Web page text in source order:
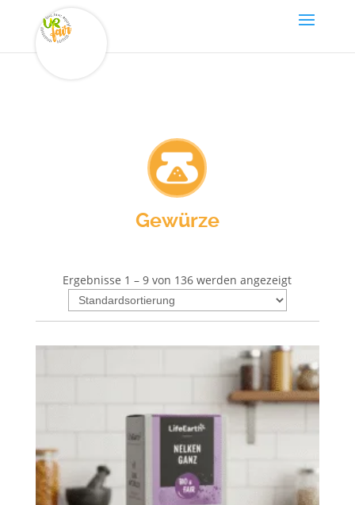
Gewürze
Ergebnisse 1 – 9 von 136 werden angezeigt